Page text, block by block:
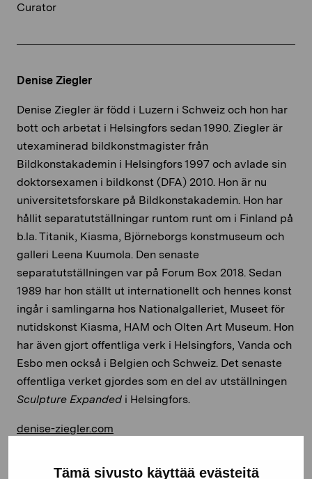
Tämä sivusto käyttää evästeitä
Curator
Denise Ziegler
Denise Ziegler är född i Luzern i Schweiz och hon har
bott och arbetat i Helsingfors sedan 1990. Ziegler är
utexaminerad bildkonstmagister från
Bildkonstakademin i Helsingfors 1997 och avlade sin
doktorsexamen i bildkonst (DFA) 2010. Hon är nu
universitetsforskare på Bildkonstakademin. Hon har
hållit separatutställningar runtom runt om i Finland på
b.la. Titanik, Kiasma, Björneborgs konstmuseum och
galleri Leena Kuumola. Den senaste
separatutställningen var på Forum Box 2018. Sedan
1989 har hon ställt ut internationellt och hennes konst
ingår i samlingarna hos Nationalgalleriet, Museet för
nutidskonst Kiasma, HAM och Olten Art Museum. Hon
har även gjort offentliga verk i Helsingfors, Vanda och
Esbo men också i Belgien och Schweiz. Det senaste
offentliga verket gjordes som en del av utställningen
Sculpture Expanded i Helsingfors.
denise-ziegler.com